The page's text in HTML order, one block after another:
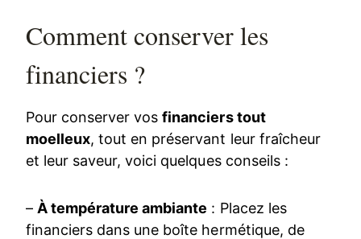
Comment conserver les
financiers ?
Pour conserver vosfinanciers tout
moelleux, tout en préservant leur fraîcheur
et leur saveur, voici quelques conseils :
– À température ambiante : Placez les
financiers dans une boîte hermétique, de